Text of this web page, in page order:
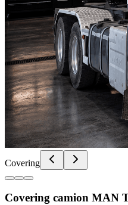
Covering
Covering camion MAN